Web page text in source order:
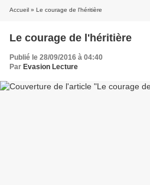
Accueil » Le courage de l'héritière
Le courage de l'héritière
Publié le 28/09/2016 à 04:40
Par Evasion Lecture